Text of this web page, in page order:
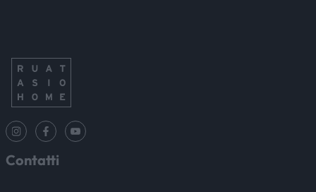
Contatti